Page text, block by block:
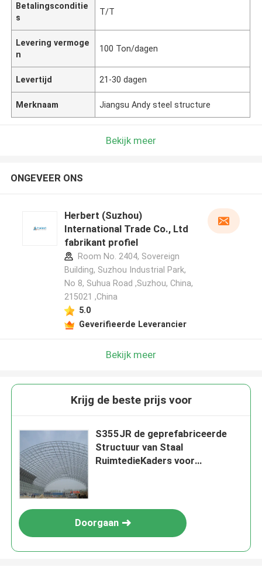
Betalingsconditie
s
T/T
Levering vermoge
n
100 Ton/dagen
Levertijd 21-30 dagen
Merknaam Jiangsu Andy steel structure
Bekijk meer
ONGEVEER ONS
Herbert (Suzhou)
International Trade Co., Ltd
fabrikant profiel
Room No. 2404, Sovereign
Building, Suzhou Industrial Park,
No 8, Suhua Road ,Suzhou, China,
215021 ,China
5.0
Geverifieerde Leverancier
Bekijk meer
Krijg de beste prijs voor
S355JR de geprefabriceerde
Structuur van Staal
RuimtedieKaders voor
Doorgaan